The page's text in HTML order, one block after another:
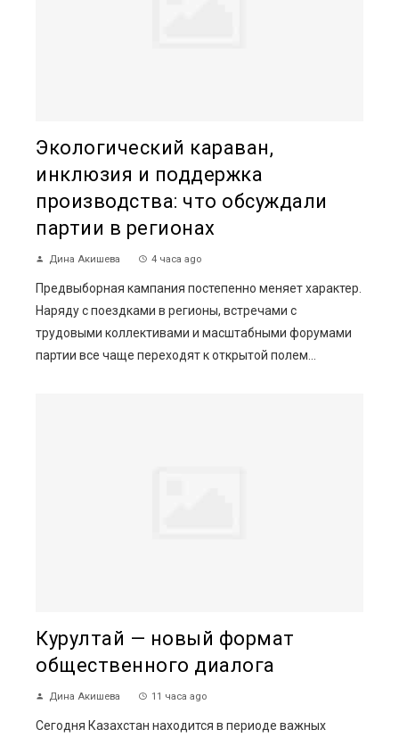
Экологический караван,
инклюзия и поддержка
производства: что обсуждали
партии в регионах
Дина Акишева 4 часа ago
Предвыборная кампания постепенно меняет характер.
Наряду с поездками в регионы, встречами с
трудовыми коллективами и масштабными форумами
партии все чаще переходят к открытой полем...
Курултай — новый формат
общественного диалога
Дина Акишева 11 часа ago
Сегодня Казахстан находится в периоде важных